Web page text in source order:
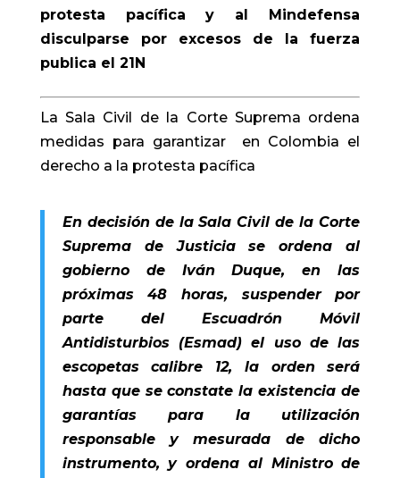
protesta pacífica y al Mindefensa
disculparse por excesos de la fuerza
publica el 21N
La Sala Civil de la Corte Suprema ordena
medidas para garantizar en Colombia el
derecho a la protesta pacífica
En decisión de la Sala Civil de la Corte
Suprema de Justicia se ordena al
gobierno de Iván Duque, en las
próximas 48 horas, suspender por
parte del Escuadrón Móvil
Antidisturbios (Esmad) el uso de las
escopetas calibre 12, la orden será
hasta que se constate la existencia de
garantías para la utilización
responsable y mesurada de dicho
instrumento, y ordena al Ministro de